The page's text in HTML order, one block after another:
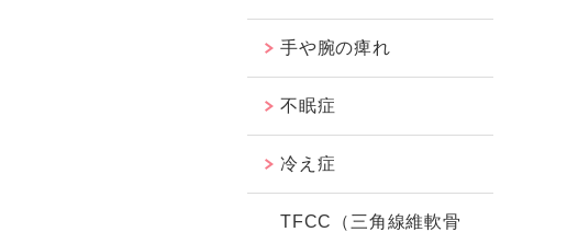
手や腕の痺れ
不眠症
冷え症
TFCC（三角線維軟骨